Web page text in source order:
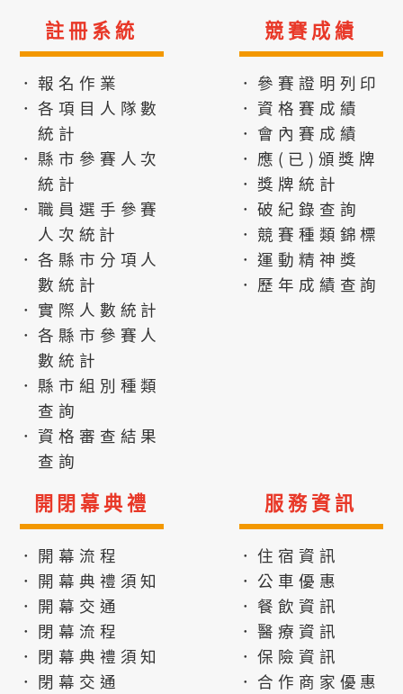
註冊系統
．報名作業
．各項目人隊數
統計
．縣市參賽人次
統計
．職員選手參賽
人次統計
．各縣市分項人
數統計
．實際人數統計
．各縣市參賽人
數統計
．縣市組別種類
查詢
．資格審查結果
查詢
競賽成績
．參賽證明列印
．資格賽成績
．會內賽成績
．應(已)頒獎牌
．獎牌統計
．破紀錄查詢
．競賽種類錦標
．運動精神獎
．歷年成績查詢
開閉幕典禮
．開幕流程
．開幕典禮須知
．開幕交通
．閉幕流程
．閉幕典禮須知
．閉幕交通
服務資訊
．住宿資訊
．公車優惠
．餐飲資訊
．醫療資訊
．保險資訊
．合作商家優惠